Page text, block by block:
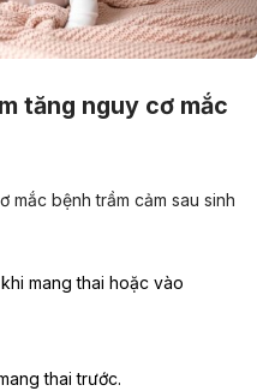
tăng nguy cơ mắc
mắc bệnh trầm cảm sau sinh
mang thai hoặc vào
thai trước.